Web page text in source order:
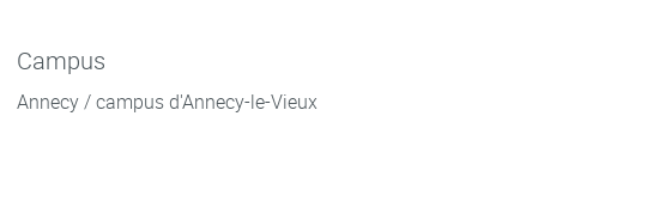
Campus
Annecy / campus d'Annecy-le-Vieux